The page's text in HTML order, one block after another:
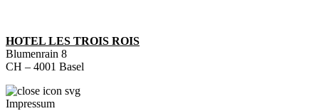
HOTEL LES TROIS ROIS
Blumenrain 8
CH – 4001 Basel
Impressum